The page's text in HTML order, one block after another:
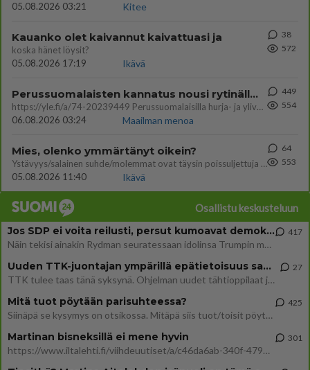
05.08.2026 03:21
Kitee
Kauanko olet kaivannut kaivattuasi ja
koska hänet löysit?
05.08.2026 17:19
Ikävä
38
572
Perussuomalaisten kannatus nousi rytinällä Ylen tänään julkaisemassa tuoreimmassa gallup-kyselyssä.
https://yle.fi/a/74-20239449 Perussuomalaisilla hurja- ja ylivoimaisesti suurin nousu tässä uudessa Ylen gallupissa. Kyl
06.08.2026 03:24
Maailman menoa
449
554
Mies, olenko ymmärtänyt oikein?
Ystävyys/salainen suhde/molemmat ovat täysin poissuljettuja asioita? Nainen
05.08.2026 11:40
Ikävä
64
553
Osallistu keskusteluun
Jos SDP ei voita reilusti, persut kumoavat demokratian Suomesta
Näin tekisi ainakin Rydman seuratessaan idolinsa Trumpin mallia https://www.is.fi/politiikka/art-2000012187244.html
417
Uuden TTK-juontajan ympärillä epätietoisuus sakenee - Nyt MTV hämmentää soppaa
TTK tulee taas tänä syksynä. Ohjelman uudet tähtioppilaat julkistetaan torstaina 6. elokuuta klo 14 alkavassa lehdistö
27
Mitä tuot pöytään parisuhteessa?
Siinäpä se kysymys on otsikossa. Mitäpä siis tuot/toisit pöytään parisuhteessa? Oletko mies vai nainen? Koetko sen mitä
425
Martinan bisneksillä ei mene hyvin
https://www.iltalehti.fi/viihdeuutiset/a/c46da6ab-340f-4790-aaa7-0865eed2336 Yrityksen konkurssihakemus on tullut kärä
301